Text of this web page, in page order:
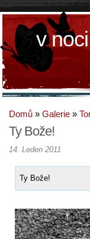
v
Domů » Galerie »
Ty Bože!
14. Leden 2011
Ty Bože!